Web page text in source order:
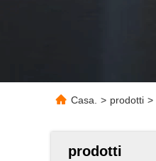
Casa. > prodotti >
prodotti